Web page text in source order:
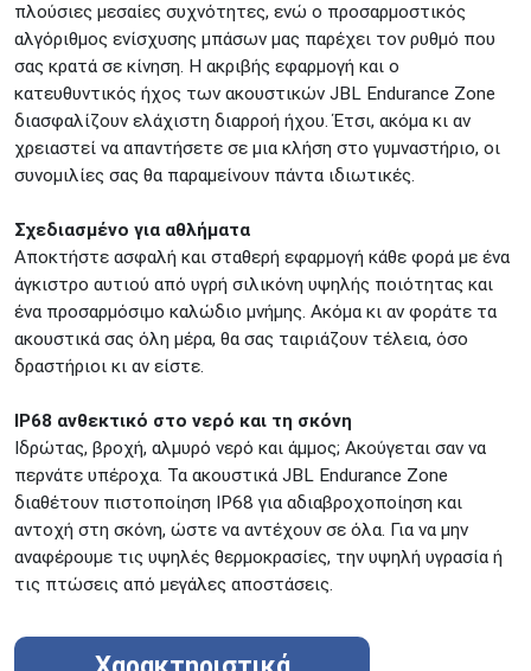
ΚΕΝΤΡΙΚΕΣ ΑΠΟΘΗΚΕΣ
ΘΕΣΣΑΛΟΝΙΚΗ
Δωδεκανήσου 28 &
Πολυτεχνείου
Προσοχή!
Η Διαθεσιμότητα μεταβάλλεται συνεχώς
Διαβάστε εδώ
πλούσιες μεσαίες συχνότητες, ενώ ο προσαρμοστικός
αλγόριθμος ενίσχυσης μπάσων μας παρέχει τον ρυθμό που
σας κρατά σε κίνηση. Η ακριβής εφαρμογή και ο
κατευθυντικός ήχος των ακουστικών JBL Endurance Zone
διασφαλίζουν ελάχιστη διαρροή ήχου. Έτσι, ακόμα κι αν
χρειαστεί να απαντήσετε σε μια κλήση στο γυμναστήριο, οι
συνομιλίες σας θα παραμείνουν πάντα ιδιωτικές.
Σχεδιασμένο για αθλήματα
Αποκτήστε ασφαλή και σταθερή εφαρμογή κάθε φορά με ένα
άγκιστρο αυτιού από υγρή σιλικόνη υψηλής ποιότητας και
ένα προσαρμόσιμο καλώδιο μνήμης. Ακόμα κι αν φοράτε τα
ακουστικά σας όλη μέρα, θα σας ταιριάζουν τέλεια, όσο
δραστήριοι κι αν είστε.
IP68 ανθεκτικό στο νερό και τη σκόνη
Ιδρώτας, βροχή, αλμυρό νερό και άμμος; Ακούγεται σαν να
περνάτε υπέροχα. Τα ακουστικά JBL Endurance Zone
διαθέτουν πιστοποίηση IP68 για αδιαβροχοποίηση και
αντοχή στη σκόνη, ώστε να αντέχουν σε όλα. Για να μην
αναφέρουμε τις υψηλές θερμοκρασίες, την υψηλή υγρασία ή
τις πτώσεις από μεγάλες αποστάσεις.